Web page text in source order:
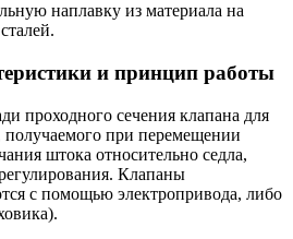
наплавку из материала на
и принцип работы
проходного сечения клапана для
получаемого при перемещении
штока относительно седла,
Клапаны
с помощью электропривода, либо